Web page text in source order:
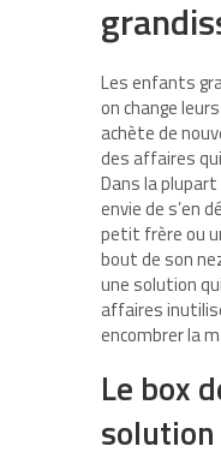
Les enfants
on change
achète de
des affaires
Dans la
envie de s’en
petit frère ou
bout de son
une solution
affaires
encombrer la
Le box